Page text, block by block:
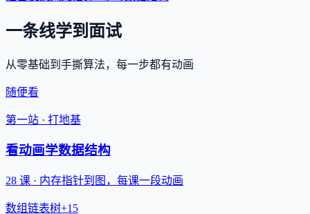
一条线学到面试
从零基础到手撕算法，每一步都有动画
随便看
第一站 · 打地基
看动画学数据结构
28 课 · 内存指针到图，每课一段动画
数组链表树+15